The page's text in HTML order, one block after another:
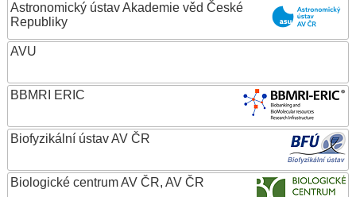
Astronomický ústav Akademie věd České
Republiky
AVU
BBMRI ERIC
Biofyzikální ústav AV ČR
Biologické centrum AV ČR, AV ČR